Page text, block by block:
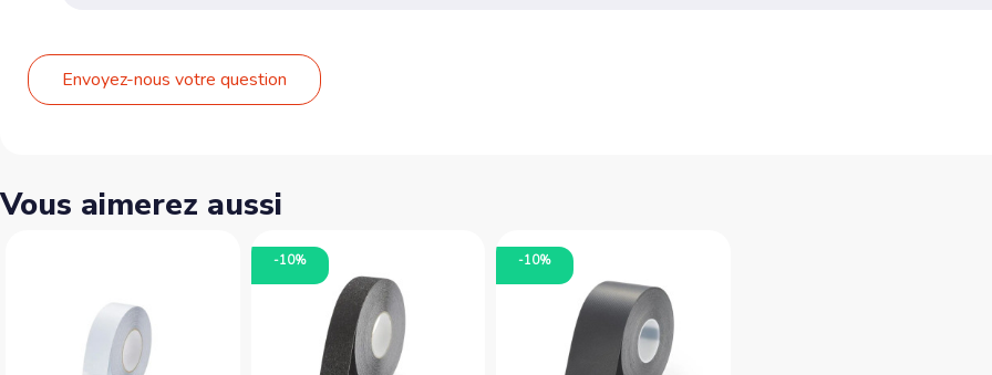
Envoyez-nous votre question
Vous aimerez aussi
-10% -10%